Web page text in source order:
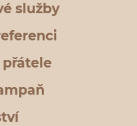
služby
přátele